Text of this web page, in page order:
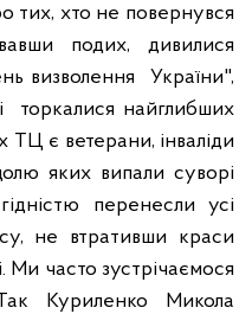
тих, хто не повернувся
подих, дивилися
визволення України",
торкалися найглибших
ТЦ є ветерани, інваліди
яких випали суворі
перенесли усі
не втративши краси
Ми часто зустрічаємося
Куриленко Микола